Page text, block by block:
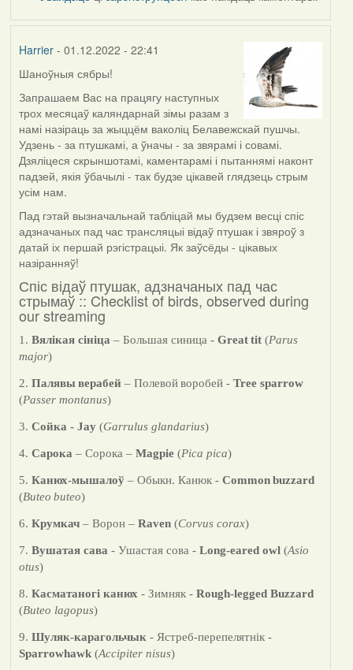
Harrier- 01.12.2022 - 22:41
Шаноўныя сябры!
Запрашаем Вас на працягу наступных
трох месяцаў каляндарнай зімы разам з
намі назіраць за жыццём ваколіц Белавежскай пушчы.
Удзень - за птушкамі, а ўначы - за звярамі і совамі.
Дзяліцеся скрыншотамі, каментарамі і пытаннямі наконт
падзей, якія ўбачылі - так будзе цікавей глядзець стрым
усім нам.
Пад гэтай вызначальнай табліцай мы будзем весці спіс
адзначаных пад час трансляцыі відаў птушак і звяроў з
датай іх першай рэгістрацыі. Як заўсёды - цікавых
назіранняў!
Спіс відаў птушак, адзначаных пад час
стрымаў :: Checklist of birds, observed during
our streaming
1. Вялікая сініца – Большая синица - Greattit(Parus
major)
2. Палявыверабей – Полевойворобей- Tree sparrow
(Passer montanus)
3. Сойка - Jay(Garrulus glandarius)
4. Сарока – Сорока – Magpie (Pica pica)
5. Канюх-мышалоў– Обыкн. Канюк - Commonbuzzard
(Buteo buteo)
6. Крумкач– Ворон – Raven(Corvus corax)
7. Вушатая сава - Ушастая сова - Long-eared owl (Asio
otus)
8. Касматаногі канюх - Зимняк - Rough-legged Buzzard
(Buteo lagopus)
9. Шуляк-карагольчык - Ястреб-перепелятнік -
Sparrowhawk(Accipiter nisus)